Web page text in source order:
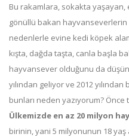
Bu rakamlara, sokakta
gönüllü bakan hayvanseverlerin
nedenlerle evine kedi köpek
kışta, dağda taşta, canla başla
hayvansever olduğunu da
yılından geliyor ve 2012
bunları neden yazıyorum? Önce
Ülkemizde en az 20 milyon
birinin, yani 5 milyonunun 18 yaş